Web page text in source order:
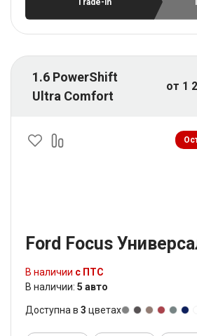
1.6 PowerShift
Ultra Comfort
от 1
Ford Focus
В наличии с ПТС
В наличии: 5 авто
Доступна в 3 цветах